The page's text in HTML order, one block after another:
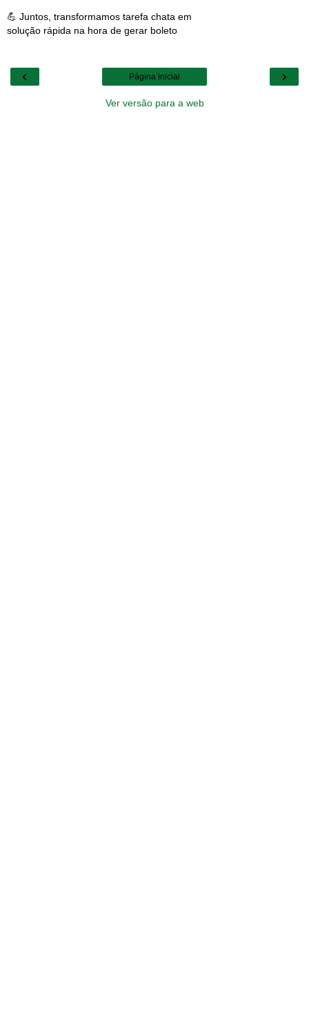
💪 Juntos, transformamos tarefa chata em
solução rápida na hora de gerar boleto
‹ ›
Página inicial
Ver versão para a web